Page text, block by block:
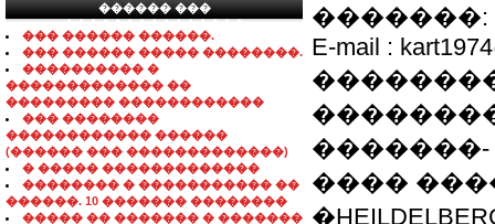
������ ���
���������������
��� ������ ������.
��� ������ ����� ��������.
���������� �
������������� ��
��������� ������������
��� ��������
������������ ������
(������ ��� �������������)
� ����� �������������
�������� � ����������� ��
������. 10 ������� ��������
����� �� ������� � �������
�������: 8
E-mail :
����